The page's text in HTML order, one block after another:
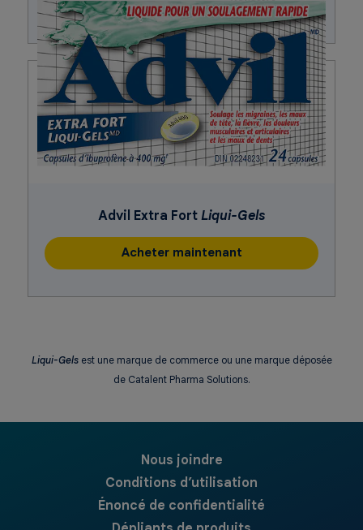
Advil Extra Fort Liqui-Gels
Acheter maintenant
Liqui-Gels est une marque de commerce ou une marque déposée
de Catalent Pharma Solutions.
Nous joindre
Conditions d’utilisation
Énoncé de confidentialité